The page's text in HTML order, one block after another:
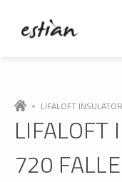
LIFALOFT
LIFALOFT
720